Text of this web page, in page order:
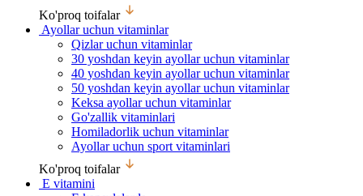
Ko'proq toifalar
Ayollar uchun vitaminlar
Qizlar uchun vitaminlar
30 yoshdan keyin ayollar uchun vitaminlar
40 yoshdan keyin ayollar uchun vitaminlar
50 yoshdan keyin ayollar uchun vitaminlar
Keksa ayollar uchun vitaminlar
Go'zallik vitaminlari
Homiladorlik uchun vitaminlar
Ayollar uchun sport vitaminlari
Ko'proq toifalar
E vitamini